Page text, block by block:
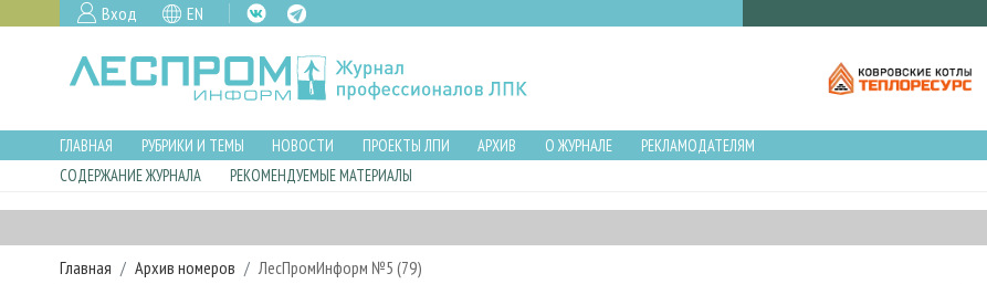
Вход EN
ГЛАВНАЯ РУБРИКИ И ТЕМЫ НОВОСТИ ПРОЕКТЫ ЛПИ АРХИВ О ЖУРНАЛЕ
РЕКЛАМОДАТЕЛЯМ
СОДЕРЖАНИЕ ЖУРНАЛА
РЕКОМЕНДУЕМЫЕ МАТЕРИАЛЫ
Главная Архив номеров ЛесПромИнформ №5 (79)